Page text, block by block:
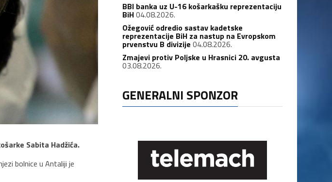
Sabita Hadžića.
bolnice u Antaliji je
BBI banka uz U-16 košarkašku reprezentaciju
BiH04.08.2026.
Ožegović odredio sastav kadetske
reprezentacije BiH za nastup na Evropskom
prvenstvu B divizije 04.08.2026.
Zmajevi protiv Poljske u Hrasnici 20. avgusta
03.08.2026.
GENERALNI SPONZOR